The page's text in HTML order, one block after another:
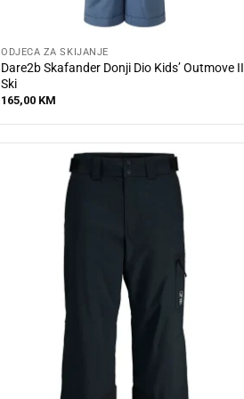
ODJEĆA ZA SKIJANJE
Dare2b Skafander Donji Dio Kids’ Outmove II
Ski
165,00 KM